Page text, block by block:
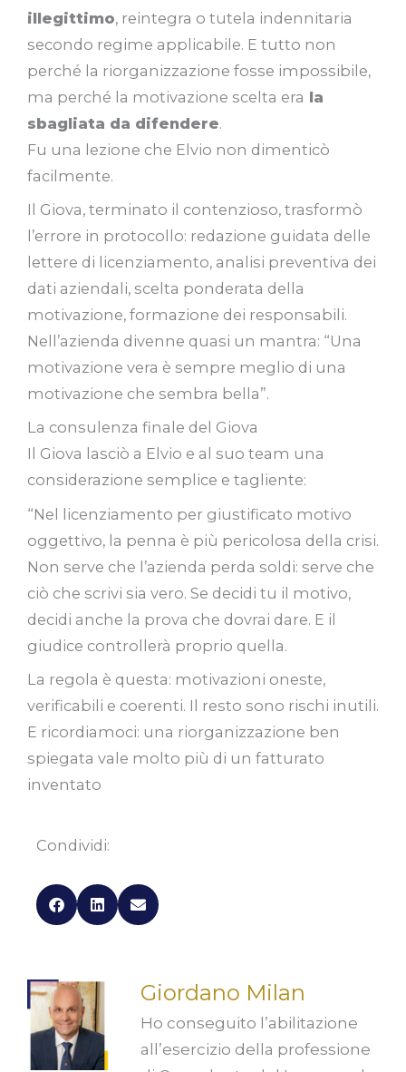
illegittimo, reintegra o tutela indennitaria
secondo regime applicabile. E tutto non
perché la riorganizzazione fosse impossibile,
ma perché la motivazione scelta era la
sbagliata da difendere.
Fu una lezione che Elvio non dimenticò
facilmente.
Il Giova, terminato il contenzioso, trasformò
l’errore in protocollo: redazione guidata delle
lettere di licenziamento, analisi preventiva dei
dati aziendali, scelta ponderata della
motivazione, formazione dei responsabili.
Nell’azienda divenne quasi un mantra: “Una
motivazione vera è sempre meglio di una
motivazione che sembra bella”.
La consulenza finale del Giova
Il Giova lasciò a Elvio e al suo team una
considerazione semplice e tagliente:
“Nel licenziamento per giustificato motivo
oggettivo, la penna è più pericolosa della crisi.
Non serve che l’azienda perda soldi: serve che
ciò che scrivi sia vero. Se decidi tu il motivo,
decidi anche la prova che dovrai dare. E il
giudice controllerà proprio quella.
La regola è questa: motivazioni oneste,
verificabili e coerenti. Il resto sono rischi inutili.
E ricordiamoci: una riorganizzazione ben
spiegata vale molto più di un fatturato
inventato
Condividi:
Giordano Milan
Ho conseguito l’abilitazione
all’esercizio della professione